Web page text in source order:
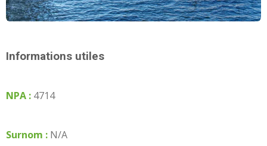
Informations utiles
NPA : 4714
Surnom : N/A